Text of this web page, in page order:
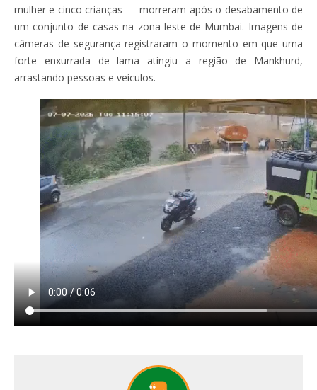
mulher e cinco crianças — morreram após o desabamento de
um conjunto de casas na zona leste de Mumbai. Imagens de
câmeras de segurança registraram o momento em que uma
forte enxurrada de lama atingiu a região de Mankhurd,
arrastando pessoas e veículos.